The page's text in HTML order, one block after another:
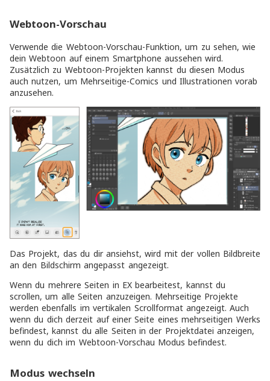
Webtoon-Vorschau
Verwende die Webtoon-Vorschau-Funktion, um zu sehen, wie
dein Webtoon auf einem Smartphone aussehen wird.
Zusätzlich zu Webtoon-Projekten kannst du diesen Modus
auch nutzen, um Mehrseitige-Comics und Illustrationen vorab
anzusehen.
Das Projekt, das du dir ansiehst, wird mit der vollen Bildbreite
an den Bildschirm angepasst angezeigt.
Wenn du mehrere Seiten in EX bearbeitest, kannst du
scrollen, um alle Seiten anzuzeigen. Mehrseitige Projekte
werden ebenfalls im vertikalen Scrollformat angezeigt. Auch
wenn du dich derzeit auf einer Seite eines mehrseitigen Werks
befindest, kannst du alle Seiten in der Projektdatei anzeigen,
wenn du dich im Webtoon-Vorschau Modus befindest.
Modus wechseln